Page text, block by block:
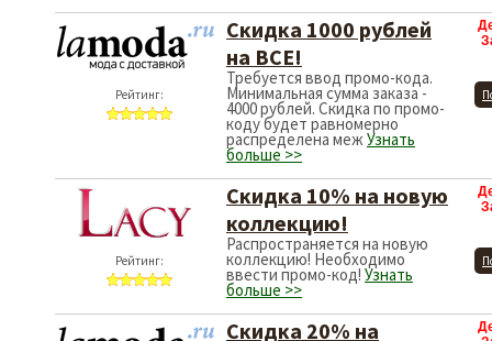
Рейтинг:
Скидка 1000 рублей
на ВСЕ!
Требуется ввод промо-кода.
Минимальная сумма заказа -
4000 рублей. Скидка по промо-
коду будет равномерно
распределена межУзнать
больше >>
Рейтинг:
Скидка 10% на новую
коллекцию!
Распространяется на новую
коллекцию! Необходимо
ввести промо-код! Узнать
больше >>
Скидка 20% на